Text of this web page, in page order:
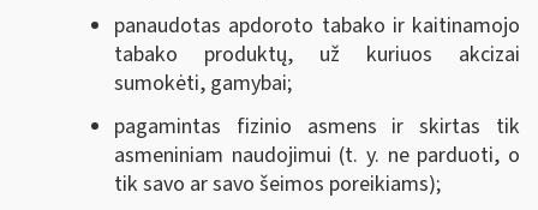
panaudotas apdoroto tabako ir kaitinamojo
tabako produktų, už kuriuos akcizai
sumokėti, gamybai;
pagamintas fizinio asmens ir skirtas tik
asmeniniam naudojimui (t. y. ne parduoti, o
tik savo ar savo šeimos poreikiams);